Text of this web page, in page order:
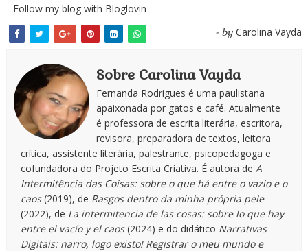
Follow my blog with Bloglovin
- by Carolina Vayda
Sobre Carolina Vayda
Fernanda Rodrigues é uma paulistana
apaixonada por gatos e café. Atualmente
é professora de escrita literária, escritora,
revisora, preparadora de textos, leitora
crítica, assistente literária, palestrante, psicopedagoga e
cofundadora do Projeto Escrita Criativa. É autora de A
Intermitência das Coisas: sobre o que há entre o vazio e o
caos(2019), de Rasgos dentro da minha própria pele
(2022), de La intermitencia de las cosas: sobre lo que hay
entre el vacío y el caos(2024) e do didático Narrativas
Digitais: narro, logo existo! Registrar o meu mundo e